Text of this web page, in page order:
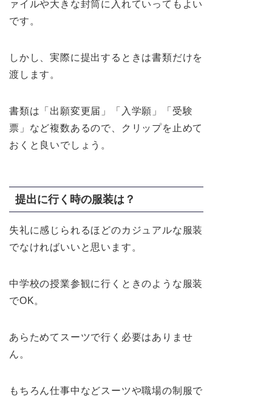
ァイルや大きな封筒に入れていってもよい
です。
しかし、実際に提出するときは書類だけを
渡します。
書類は「出願変更届」「入学願」「受験
票」など複数あるので、クリップを止めて
おくと良いでしょう。
提出に行く時の服装は？
失礼に感じられるほどのカジュアルな服装
でなければいいと思います。
中学校の授業参観に行くときのような服装
でOK。
あらためてスーツで行く必要はありませ
ん。
もちろん仕事中などスーツや職場の制服で